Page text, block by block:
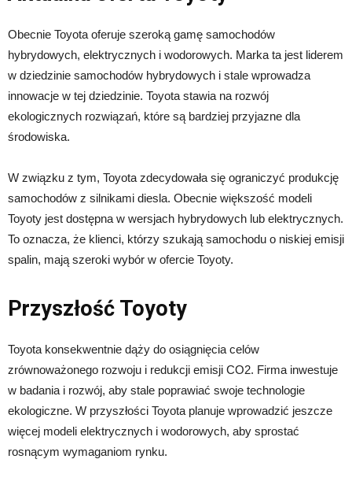
Obecnie Toyota oferuje szeroką gamę samochodów
hybrydowych, elektrycznych i wodorowych. Marka ta jest liderem
w dziedzinie samochodów hybrydowych i stale wprowadza
innowacje w tej dziedzinie. Toyota stawia na rozwój
ekologicznych rozwiązań, które są bardziej przyjazne dla
środowiska.
W związku z tym, Toyota zdecydowała się ograniczyć produkcję
samochodów z silnikami diesla. Obecnie większość modeli
Toyoty jest dostępna w wersjach hybrydowych lub elektrycznych.
To oznacza, że ​​klienci, którzy szukają samochodu o niskiej emisji
spalin, mają szeroki wybór w ofercie Toyoty.
Przyszłość Toyoty
Toyota konsekwentnie dąży do osiągnięcia celów
zrównoważonego rozwoju i redukcji emisji CO2. Firma inwestuje
w badania i rozwój, aby stale poprawiać swoje technologie
ekologiczne. W przyszłości Toyota planuje wprowadzić jeszcze
więcej modeli elektrycznych i wodorowych, aby sprostać
rosnącym wymaganiom rynku.